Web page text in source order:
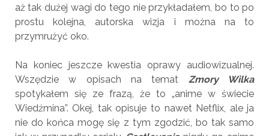
aż tak dużej wagi do tego nie przykładałem, bo to po
prostu kolejna, autorska wizja i można na to
przymrużyć oko.
Na koniec jeszcze kwestia oprawy audiowizualnej.
Wszędzie w opisach na temat Zmory Wilka
spotykałem się ze frazą, że to „anime w świecie
Wiedźmina”. Okej, tak opisuje to nawet Netflix, ale ja
nie do końca mogę się z tym zgodzić, bo tak samo